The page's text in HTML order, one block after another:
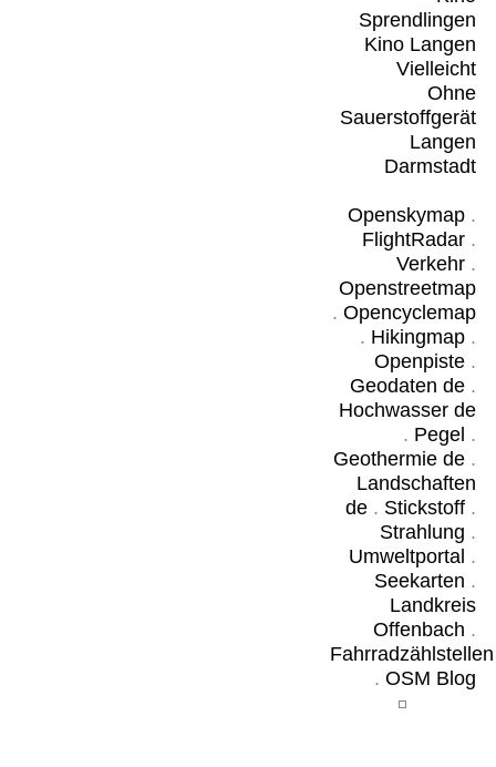
Sprendlingen
Kino Langen
Vielleicht
Ohne
Sauerstoffgerät
Langen
Darmstadt
Openskymap.
FlightRadar.
Verkehr.
Openstreetmap
. Opencyclemap
. Hikingmap.
Openpiste.
Geodaten de.
Hochwasser de
. Pegel .
Geothermie de.
Landschaften
de. Stickstoff.
Strahlung .
Umweltportal .
Seekarten .
Landkreis
Offenbach .
Fahrradzählstellen
. OSM Blog